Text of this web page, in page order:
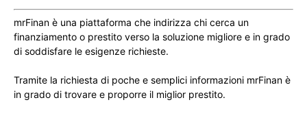
mrFinan è una piattaforma che indirizza chi cerca un
finanziamento o prestito verso la soluzione migliore e in grado
di soddisfare le esigenze richieste.
Tramite la richiesta di poche e semplici informazioni mrFinan è
in grado di trovare e proporre il miglior prestito.